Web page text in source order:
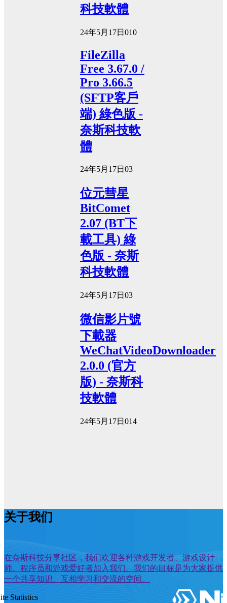
科技軟體
24年5月17日 010
FileZilla
Free 3.67.0 /
Pro 3.66.5
(SFTP客戶
端) 綠色版 -
奈斯科技軟
體
24年5月17日 03
位元彗星
BitComet
2.07 (BT下
載工具) 綠
色版 - 奈斯
科技軟體
24年5月17日 03
微信影片號
下載器
WeChatVideoDownloader
2.0.0 (官方
版) - 奈斯科
技軟體
24年5月17日 014
关于我们
在奈斯科技分享社区，我们欢迎各种游戏开发者、游戏设计
师、程序员和游戏爱好者加入我们。我们的目标是为大家提供
一个共享知识、互相学习和交流的空间。
Statistics